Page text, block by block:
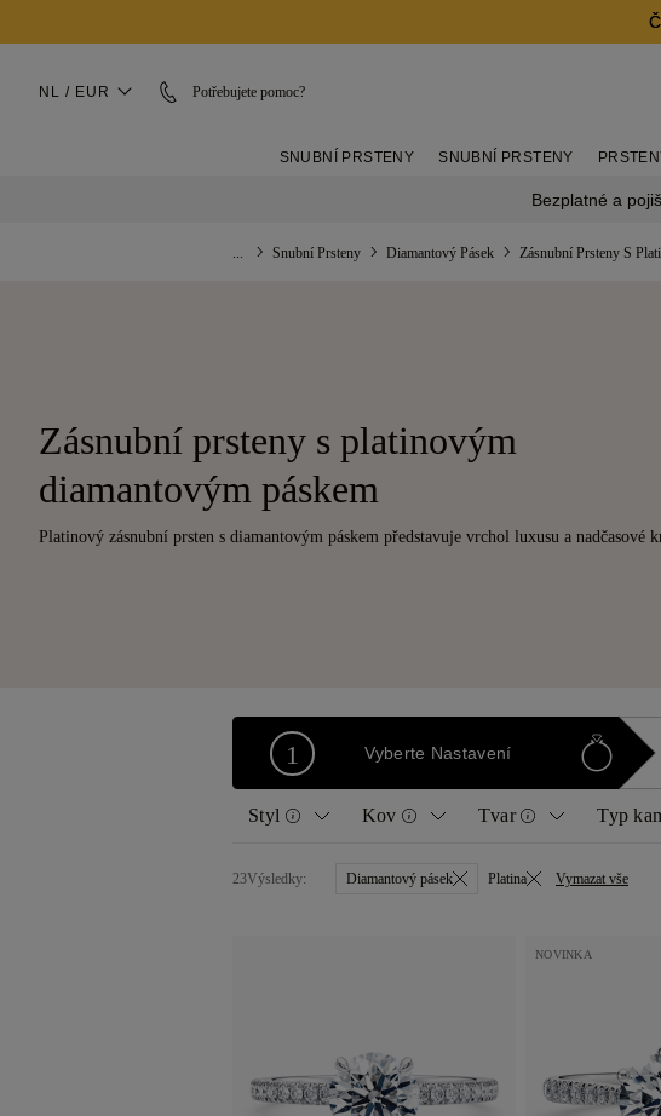
NL / EUR Potřebujete pomoc?
SNUBNÍ PRSTENY SNUBNÍ PRSTENY
Bezplatné a
Snubní Prsteny Diamantový Pásek Zásnubní Prsteny S
Zásnubní prsteny s platinovým
diamantovým páskem
Platinový zásnubní prsten s diamantovým páskem představuje vrchol luxusu a nadčasové
1 Vyberte Nastavení
Styl
Všechny
Trilogie
Kov
Žluté zlato
Tvar
Kulaté
Hruška
Typ
Diamanty
23Výsledky: Diamantový pásek Platina Vymazat vše
NOVINKA